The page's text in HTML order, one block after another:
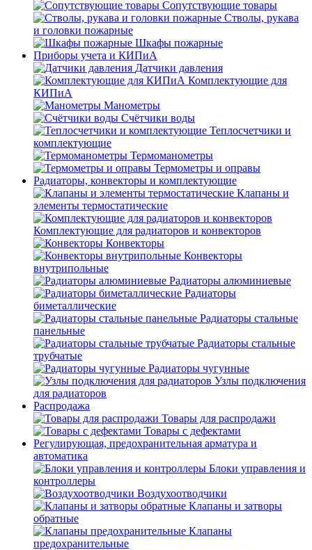
Сопутствующие товары
Стволы, рукава
и головки пожарные
Шкафы пожарные
Приборы учета и КИПиА
Датчики давления
Комплектующие для
КИПиА
Манометры
Счётчики воды
Теплосчетчики и
комплектующие
Термоманометры
Термометры и оправы
Радиаторы, конвекторы и комплектующие
Клапаны и
элементы термостатические
Комплектующие для радиаторов и конвекторов
Конвекторы
Конвекторы
внутрипольные
Радиаторы алюминиевые
Радиаторы
биметаллические
Радиаторы стальные
панельные
Радиаторы стальные
трубчатые
Радиаторы чугунные
Узлы подключения
для радиаторов
Распродажа
Товары для распродажи
Товары с дефектами
Регулирующая, предохранительная арматура и
автоматика
Блоки управления и
контроллеры
Воздухоотводчики
Клапаны и затворы
обратные
Клапаны
предохранительные